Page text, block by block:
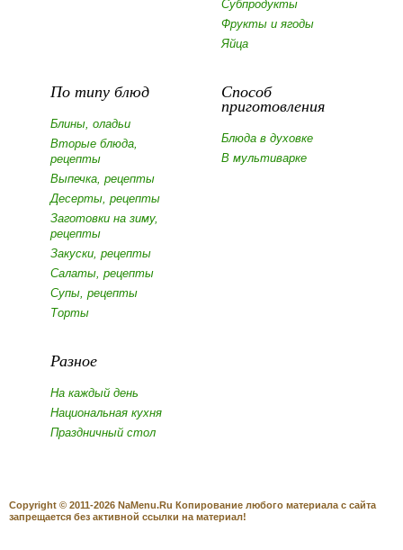
Субпродукты
Фрукты и ягоды
Яйца
По типу блюд
Блины, оладьи
Вторые блюда,
рецепты
Выпечка, рецепты
Десерты, рецепты
Заготовки на зиму,
рецепты
Закуски, рецепты
Салаты, рецепты
Супы, рецепты
Торты
Способ
приготовления
Блюда в духовке
В мультиварке
Разное
На каждый день
Национальная кухня
Праздничный стол
Copyright © 2011-2026 NaMenu.Ru Копирование любого материала с сайта
запрещается без активной ссылки на материал!